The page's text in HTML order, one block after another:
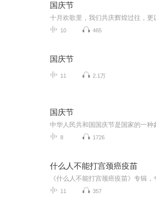
国庆节
10 465
国庆节
11 2.1万
国庆节
8 1726
什么人不能打宫颈癌疫苗
11 357